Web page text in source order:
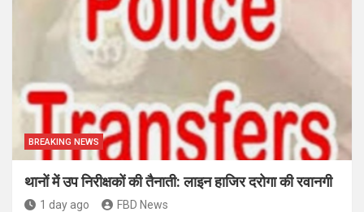
BREAKING NEWS
थानों में उप निरीक्षकों की तैनाती: लाइन हाजिर दरोगा की रवानगी
1 day ago FBD News